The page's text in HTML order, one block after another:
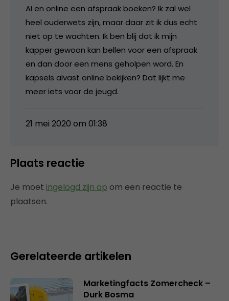
AI en online een afspraak boeken? Ik zal wel
heel ouderwets zijn, maar daar zit ik dus echt
niet op te wachten. Ik ben blij dat ik mijn
kapper gewoon kan bellen voor een afspraak
en dan door een mens geholpen word. En
kapsels alvast online bekijken? Dat lijkt me
meer iets voor de jeugd.
21 mei 2020 om 01:38
Plaats reactie
Je moet ingelogd zijn op om een reactie te
plaatsen.
Gerelateerde artikelen
Marketingfacts Zomercheck –
Durk Bosma